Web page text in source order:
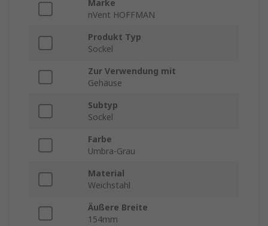
Marke
nVent HOFFMAN
Produkt Typ
Sockel
Zur Verwendung mit
Gehäuse
Subtyp
Sockel
Farbe
Umbra-Grau
Material
Weichstahl
Äußere Breite
154mm